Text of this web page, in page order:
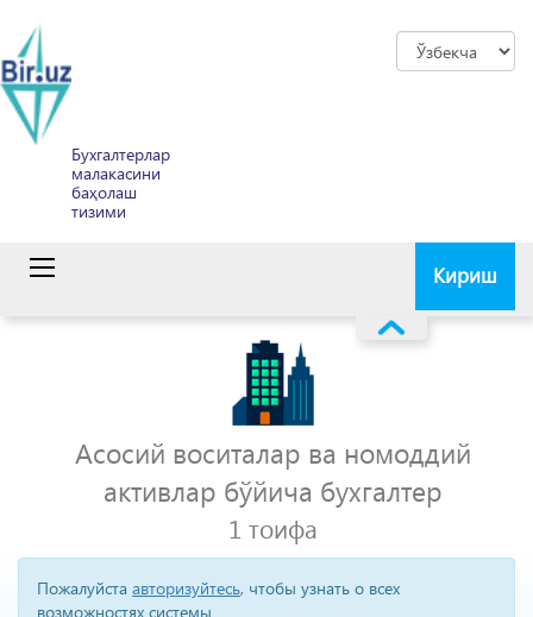
Бухгалтерлар
малакасини
баҳолаш
тизими
Кириш
Асосий воситалар ва номоддий
активлар бўйича бухгалтер
1 тоифа
Пожалуйста авторизуйтесь, чтобы узнать о всех
возможностях системы